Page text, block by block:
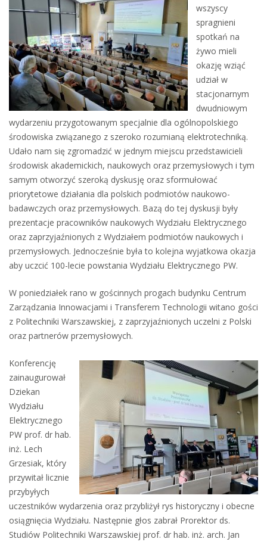
wszyscy
spragnieni
spotkań na
żywo mieli
okazję wziąć
udział w
stacjonarnym
dwudniowym
wydarzeniu przygotowanym specjalnie dla ogólnopolskiego
środowiska związanego z szeroko rozumianą elektrotechniką.
Udało nam się zgromadzić w jednym miejscu przedstawicieli
środowisk akademickich, naukowych oraz przemysłowych i tym
samym otworzyć szeroką dyskusję oraz sformułować
priorytetowe działania dla polskich podmiotów naukowo-
badawczych oraz przemysłowych. Bazą do tej dyskusji były
prezentacje pracowników naukowych Wydziału Elektrycznego
oraz zaprzyjaźnionych z Wydziałem podmiotów naukowych i
przemysłowych. Jednocześnie była to kolejna wyjatkowa okazja
aby uczcić 100-lecie powstania Wydziału Elektrycznego PW.
W poniedziałek rano w gościnnych progach budynku Centrum
Zarządzania Innowacjami i Transferem Technologii witano gości
z Politechniki Warszawskiej, z zaprzyjaźnionych uczelni z Polski
oraz partnerów przemysłowych.
Konferencję
zainaugurował
Dziekan
Wydziału
Elektrycznego
PW prof. dr hab.
inż. Lech
Grzesiak, który
przywitał licznie
przybyłych
uczestników wydarzenia oraz przybliżył rys historyczny i obecne
osiągnięcia Wydziału. Następnie głos zabrał Prorektor ds.
Studiów Politechniki Warszawskiej prof. dr hab. inż. arch. Jan